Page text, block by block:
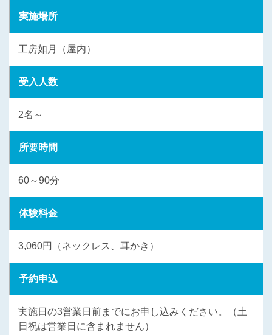
実施場所
工房如月（屋内）
受入人数
2名～
所要時間
60～90分
体験料金
3,060円（ネックレス、耳かき）
予約申込
実施日の3営業日前までにお申し込みください。（土
日祝は営業日に含まれません）